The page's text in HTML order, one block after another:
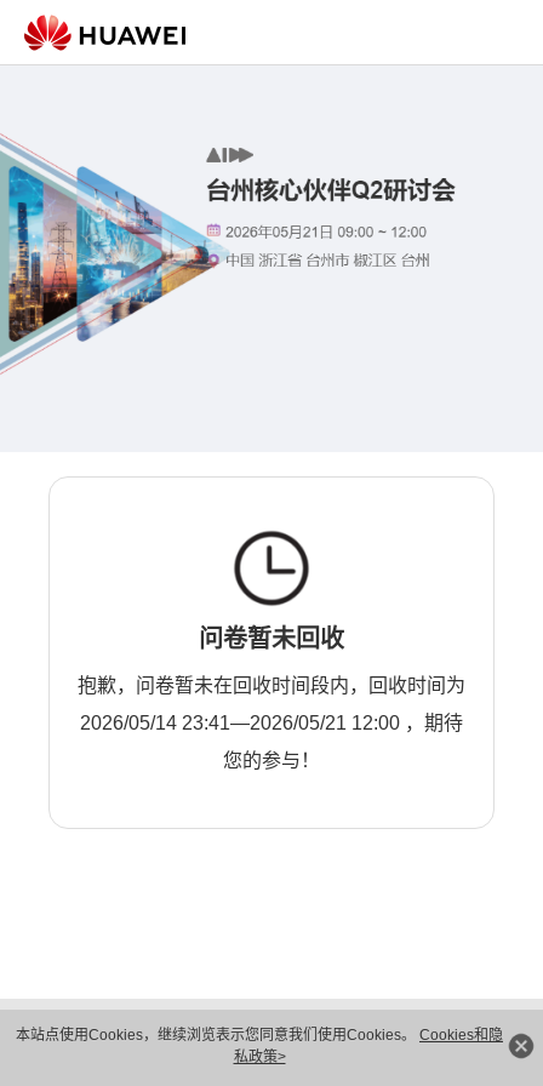
本站点使用Cookies，继续浏览表示您同意我们使用Cookies。 Cookies和隐
私政策>
问卷暂未回收
抱歉，问卷暂未在回收时间段内，回收时间为
2026/05/14 23:41—2026/05/21 12:00 ，期待
您的参与！
隐私保护
法律声明